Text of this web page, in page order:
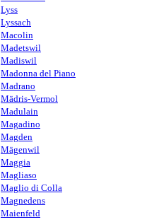
Lyss
Lyssach
Macolin
Madetswil
Madiswil
Madonna del Piano
Madrano
Mädris-Vermol
Madulain
Magadino
Magden
Mägenwil
Maggia
Magliaso
Maglio di Colla
Magnedens
Maienfeld